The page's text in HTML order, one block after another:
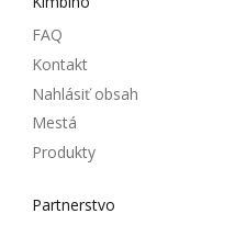
FAQ
Kontakt
Nahlásiť obsah
Mestá
Produkty
Partnerstvo